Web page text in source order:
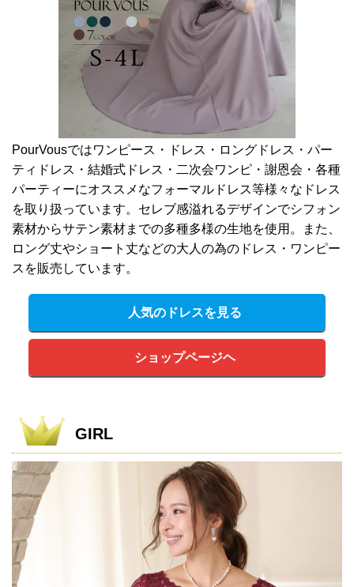
PourVousではワンピース・ドレス・ロングドレス・パー
ティドレス・結婚式ドレス・二次会ワンピ・謝恩会・各種
パーティーにオススメなフォーマルドレス等様々なドレス
を取り扱っています。セレブ感溢れるデザインでシフォン
素材からサテン素材までの多種多様の生地を使用。また、
ロング丈やショート丈などの大人の為のドレス・ワンピー
スを販売しています。
人気のドレスを見る
ショップページヘ
GIRL